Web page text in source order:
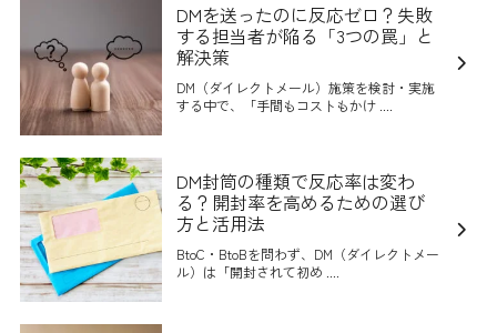
DMを送ったのに反応ゼロ？失敗
する担当者が陥る「3つの罠」と
解決策
DM（ダイレクトメール）施策を検討・実施
する中で、「手間もコストもかけ ....
DM封筒の種類で反応率は変わ
る？開封率を高めるための選び
方と活用法
BtoC・BtoBを問わず、DM（ダイレクトメー
ル）は「開封されて初め ....